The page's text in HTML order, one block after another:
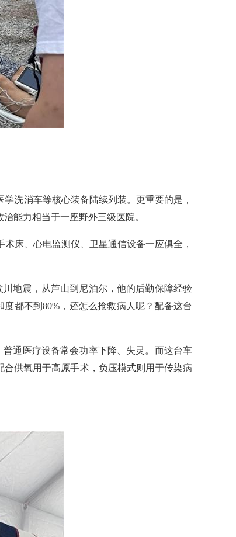
洗消车等核心装备陆续列装。更重要的是，
能力相当于一座野外三级医院。
床、心电监测仪、卫星通信设备一应俱全，
川地震，从芦山到尼泊尔，他的后勤保障经验
都不到80%，还怎么抢救病人呢？配备这台
通医疗设备常会功率下降、失灵。而这台车
供氧用于高原手术，负压模式则用于传染病